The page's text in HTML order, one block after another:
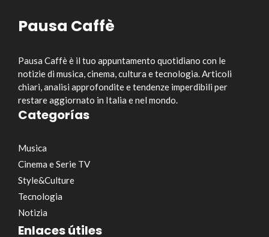
Pausa Caffè
Pausa Caffè è il tuo appuntamento quotidiano con le
notizie di musica, cinema, cultura e tecnologia. Articoli
chiari, analisi approfondite e tendenze imperdibili per
restare aggiornato in Italia e nel mondo.
Categorías
Musica
Cinema e Serie TV
Style&Culture
Tecnologia
Notizia
Enlaces útiles